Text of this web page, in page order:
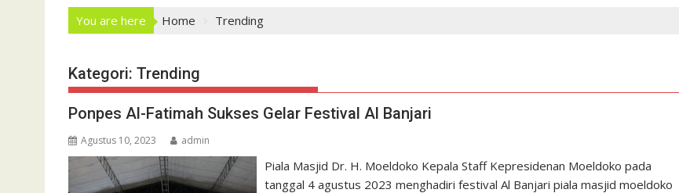
You are here Home Trending
Kategori: Trending
Ponpes Al-Fatimah Sukses Gelar Festival Al Banjari
Agustus 10, 2023 admin
Piala Masjid Dr. H. Moeldoko Kepala Staff Kepresidenan Moeldoko pada
tanggal 4 agustus 2023 menghadiri festival Al Banjari piala masjid moeldoko